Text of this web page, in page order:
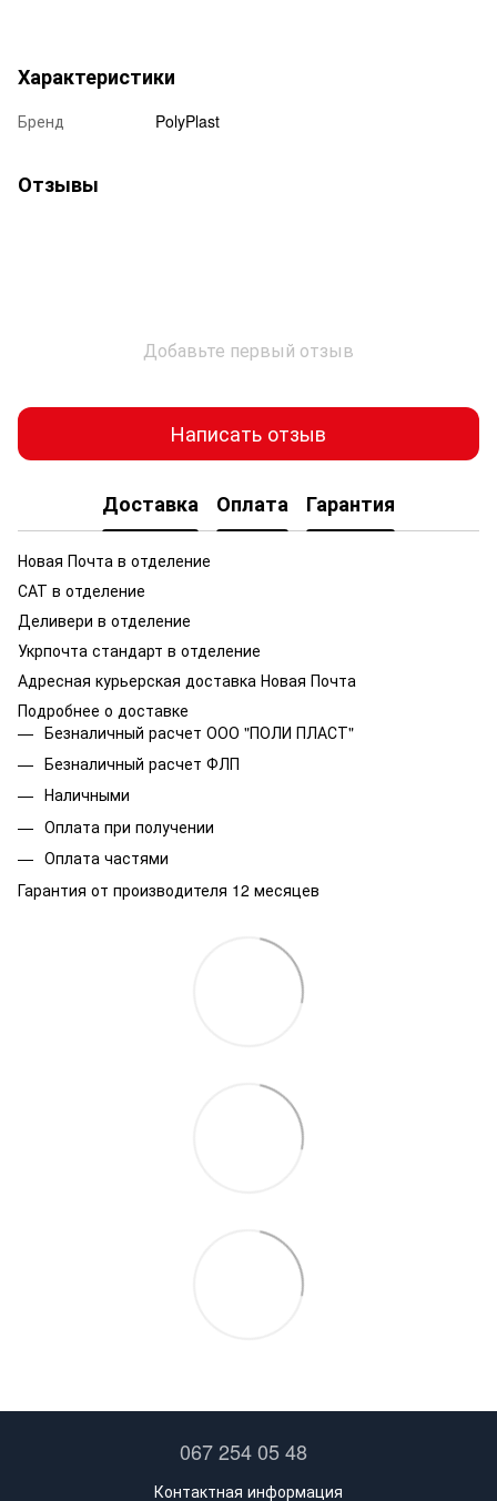
Характеристики
Бренд PolyPlast
Отзывы
Добавьте первый отзыв
Написать отзыв
Доставка Оплата Гарантия
Новая Почта в отделение
САТ в отделение
Деливери в отделение
Укрпочта стандарт в отделение
Адресная курьерская доставка Новая Почта
Подробнее о доставке
Безналичный расчет ООО "ПОЛИ ПЛАСТ"
Безналичный расчет ФЛП
Наличными
Оплата при получении
Оплата частями
Гарантия от производителя 12 месяцев
067 254 05 48
Контактная информация